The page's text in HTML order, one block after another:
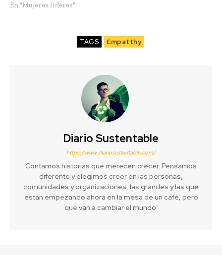
En "Mujeres líderes"
TAGS Empatthy
Diario Sustentable
https://www.diariosustentable.com/
Contamos historias que merecen crecer. Pensamos
diferente y elegimos creer en las personas,
comunidades y organizaciones, las grandes y las que
están empezando ahora en la mesa de un café, pero
que van a cambiar el mundo.